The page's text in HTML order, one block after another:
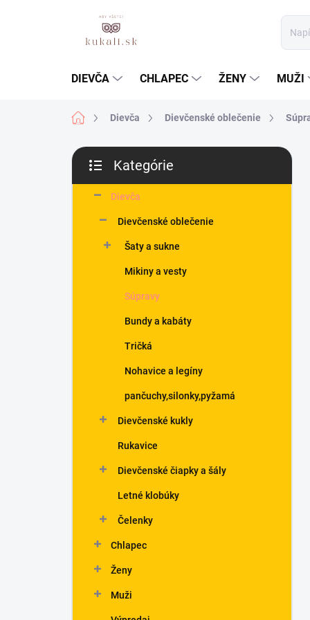
DIEVČA CHLAPEC ŽENY MUŽI
DomovDievča Dievčenské oblečenie
B
č
kategórie
Kategórie
Dievča
Dievčenské oblečenie
Šaty a sukne
Mikiny a vesty
Súpravy
Bundy a kabáty
Tričká
Nohavice a legíny
pančuchy,silonky,pyžamá
Dievčenské kukly
Rukavice
Dievčenské čiapky a šály
Letné klobúky
Čelenky
Chlapec
Ženy
Muži